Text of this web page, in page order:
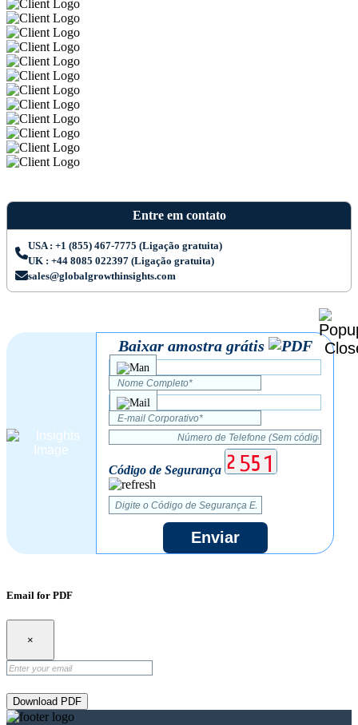
Entre em contato
USA : +1 (855) 467-7775 (Ligação gratuita)
UK : +44 8085 022397 (Ligação gratuita)
sales@globalgrowthinsights.com
Baixar amostra grátis
Código de Segurança
Enviar
Email for PDF
×
Download PDF